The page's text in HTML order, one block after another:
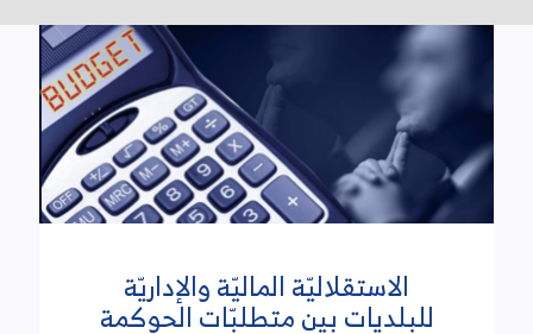
الاستقلاليّة الماليّة والإداريّة
للبلديات بين متطلبّات الحوكمة